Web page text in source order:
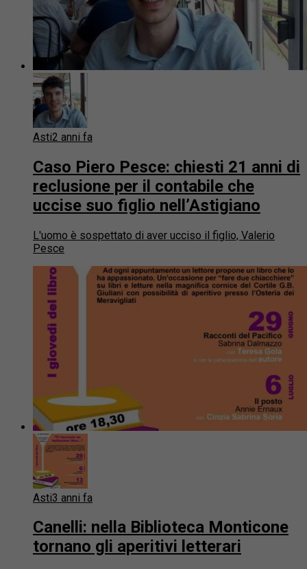
Asti2 anni fa
Caso Piero Pesce: chiesti 21 anni di
reclusione per il contabile che
uccise suo figlio nell’Astigiano
L'uomo è sospettato di aver ucciso il figlio, Valerio
Pesce
Asti3 anni fa
Canelli: nella Biblioteca Monticone
tornano gli aperitivi letterari